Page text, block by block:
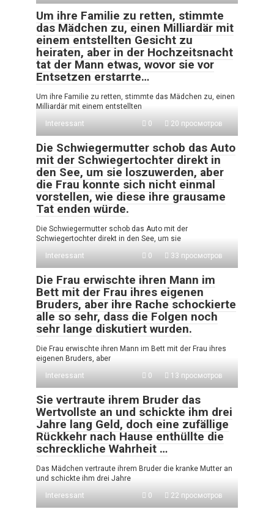
Um ihre Familie zu retten, stimmte
das Mädchen zu, einen Milliardär mit
einem entstellten Gesicht zu
heiraten, aber in der Hochzeitsnacht
tat der Mann etwas, wovor sie vor
Entsetzen erstarrte…
Um ihre Familie zu retten, stimmte das Mädchen zu, einen
Milliardär mit einem entstellten
Interessant
0 20 просмотров
Die Schwiegermutter schob das Auto
mit der Schwiegertochter direkt in
den See, um sie loszuwerden, aber
die Frau konnte sich nicht einmal
vorstellen, wie diese ihre grausame
Tat enden würde.
Die Schwiegermutter schob das Auto mit der
Schwiegertochter direkt in den See, um sie
Interessant
0 33 просмотров
Die Frau erwischte ihren Mann im
Bett mit der Frau ihres eigenen
Bruders, aber ihre Rache schockierte
alle so sehr, dass die Folgen noch
sehr lange diskutiert wurden.
Die Frau erwischte ihren Mann im Bett mit der Frau ihres
eigenen Bruders, aber
Interessant
0 13 просмотров
Sie vertraute ihrem Bruder das
Wertvollste an und schickte ihm drei
Jahre lang Geld, doch eine zufällige
Rückkehr nach Hause enthüllte die
schreckliche Wahrheit …
Das Mädchen vertraute ihrem Bruder die kranke Mutter an
und schickte ihm drei Jahre
Interessant
0 22 просмотров